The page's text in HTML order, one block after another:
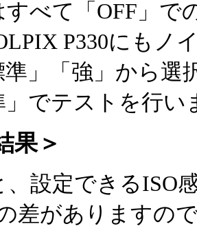
べて「OFF」で
P330にもノ
準」「強」から
」でテストを行い
果＞
設定できるISO
差がありますの